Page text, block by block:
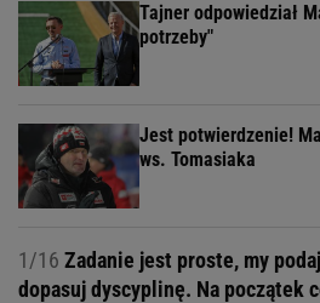
Tajner odpowiedział
potrzeby"
Jest potwierdzenie!
ws. Tomasiaka
1/16 Zadanie jest proste, my
dopasuj dyscyplinę. Na początek